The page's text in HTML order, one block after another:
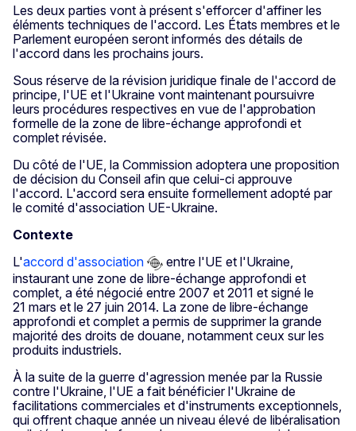
Les deux parties vont à présent s'efforcer d'affiner les
éléments techniques de l'accord. Les États membres et le
Parlement européen seront informés des détails de
l'accord dans les prochains jours.
Sous réserve de la révision juridique finale de l'accord de
principe, l'UE et l'Ukraine vont maintenant poursuivre
leurs procédures respectives en vue de l'approbation
formelle de la zone de libre-échange approfondi et
complet révisée.
Du côté de l'UE, la Commission adoptera une proposition
de décision du Conseil afin que celui-ci approuve
l'accord. L'accord sera ensuite formellement adopté par
le comité d'association UE-Ukraine.
Contexte
L'accord d'association
entre l'UE et l'Ukraine,
instaurant une zone de libre-échange approfondi et
complet, a été négocié entre 2007 et 2011 et signé le
21 mars et le 27 juin 2014. La zone de libre-échange
approfondi et complet a permis de supprimer la grande
majorité des droits de douane, notamment ceux sur les
produits industriels.
À la suite de la guerre d'agression menée par la Russie
contre l'Ukraine, l'UE a fait bénéficier l'Ukraine de
facilitations commerciales et d'instruments exceptionnels,
qui offrent chaque année un niveau élevé de libéralisation